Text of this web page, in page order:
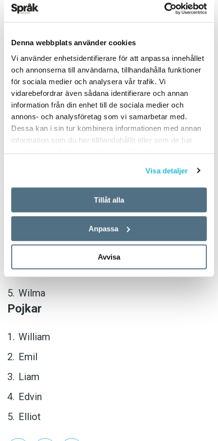
Denna webbplats använder cookies
Vi använder enhetsidentifierare för att anpassa innehållet
och annonserna till användarna, tillhandahålla funktioner
för sociala medier och analysera vår trafik. Vi
vidarebefordrar även sådana identifierare och annan
information från din enhet till de sociala medier och
annons- och analysföretag som vi samarbetar med.
Dessa kan i sin tur kombinera informationen med annan
information som du har tillhandahållit eller som de har
samlat in när du har använt deras tjänster.
Visa detaljer
Tillåt alla
Anpassa
Avvisa
de harmlösare. ”Det var mig en rackare till att
sitta fast”, ”Vilket rackarns oväsen”, ”Ta mig
frommaste låta undslippa sig utan att tänka på
vad rackaren egentligen betecknar. Bödeln och
hans dräng var inte ju bara föraktliga utan också
skrämmande. De stod mörka makter nära.
”Sicken rackare”, var nog inget man slängde
dem i synen.
Catharina Grünbaum är språkvårdare åt Dagens
5 vanligaste
svenskspråkiga första
förnamnen för nyfödda
i Finland 2017
TEXT:
ANDERS SVENSSON
Flickor
Ellen
Linnéa
Wilma
Pojkar
William
Emil
Liam
Edvin
Elliot